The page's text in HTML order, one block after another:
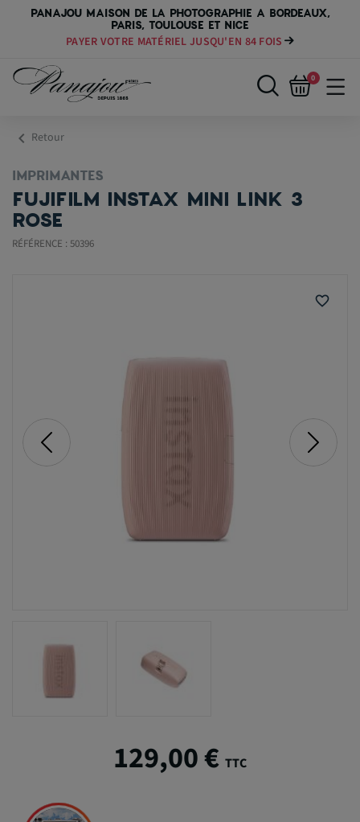
PANAJOU MAISON DE LA PHOTOGRAPHIE A BORDEAUX,
PARIS, TOULOUSE ET NICE
PAYER VOTRE MATÉRIEL JUSQU'EN 84 FOIS
0
chevron_left Retour
IMPRIMANTES
FUJIFILM INSTAX MINI LINK 3
ROSE
RÉFÉRENCE : 50396
favorite_border
129,00 € TTC